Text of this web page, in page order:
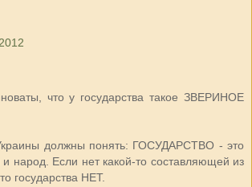
что у государства такое ЗВЕРИНОЕ
должны понять: ГОСУДАРСТВО - это
и народ. Если нет какой-то составляющей из
государства НЕТ.